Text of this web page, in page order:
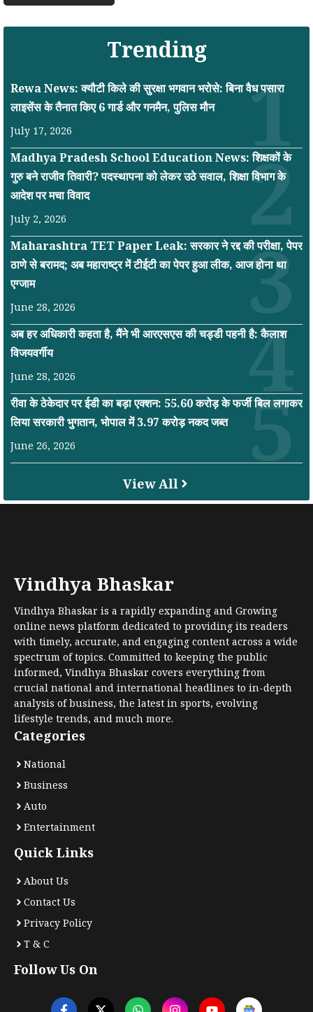
Trending
Rewa News: क्यौटी किले की सुरक्षा भगवान भरोसे: बिना वैध पसारा
लाइसेंस के तैनात किए 6 गार्ड और गनमैन, पुलिस मौन
July 17, 2026
Madhya Pradesh School Education News: शिक्षकों के
गुरु बने राजीव तिवारी? पदस्थापना को लेकर उठे सवाल, शिक्षा विभाग के
आदेश पर मचा विवाद
July 2, 2026
Maharashtra TET Paper Leak: सरकार ने रद्द की परीक्षा, पेपर
ठाणे से बरामद; अब महाराष्ट्र में टीईटी का पेपर हुआ लीक, आज होना था
एग्जाम
June 28, 2026
अब हर अधिकारी कहता है, मैंने भी आरएसएस की चड्डी पहनी है: कैलाश
विजयवर्गीय
June 28, 2026
रीवा के ठेकेदार पर ईडी का बड़ा एक्शन: 55.60 करोड़ के फर्जी बिल लगाकर
लिया सरकारी भुगतान, भोपाल में 3.97 करोड़ नकद जब्त
June 26, 2026
View All
Vindhya Bhaskar
Vindhya Bhaskar is a rapidly expanding and Growing
online news platform dedicated to providing its readers
with timely, accurate, and engaging content across a wide
spectrum of topics. Committed to keeping the public
informed, Vindhya Bhaskar covers everything from
crucial national and international headlines to in-depth
analysis of business, the latest in sports, evolving
lifestyle trends, and much more.
Categories
National
Business
Auto
Entertainment
Quick Links
About Us
Contact Us
Privacy Policy
T & C
Follow Us On